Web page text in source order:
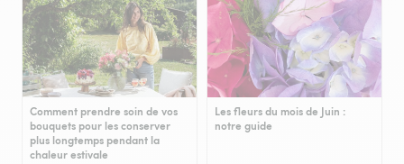
Comment prendre soin de vos
bouquets pour les conserver
plus longtemps pendant la
chaleur estivale
Les fleurs du mois de Juin :
notre guide